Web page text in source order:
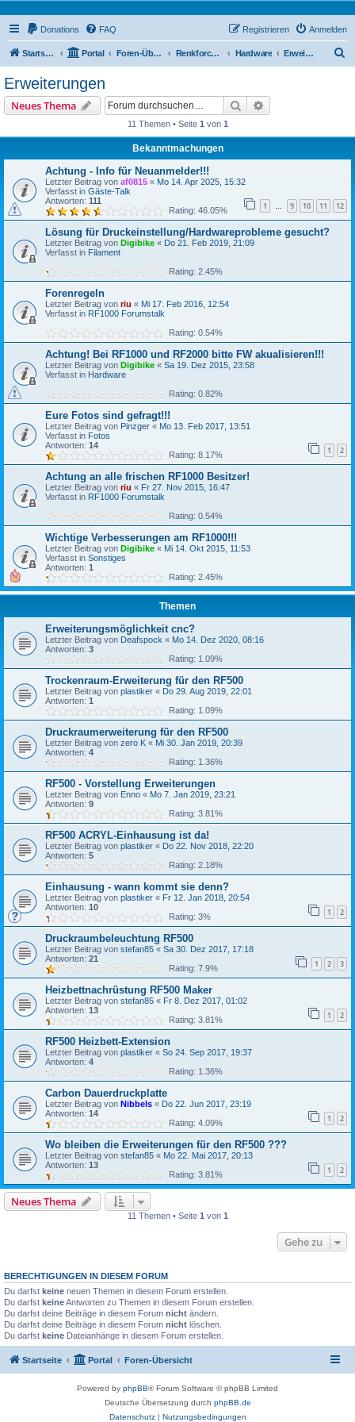
Donations FAQ Anmelden
Registrieren
Startseite Portal Foren-Übersicht Renkforce RF500 Forum Hardware Erweiterungen
Erweiterungen
Neues Thema Suche
11 Themen • Seite 1 von 1
Bekanntmachungen
Achtung - Info für Neuanmelder!!!
Letzter Beitrag von af0815 « Mo 14. Apr 2025, 15:32
Verfasst in Gäste-Talk
Antworten: 111 1 … 9 10 11 12
Rating: 46.05%
Lösung für Druckeinstellung/Hardwareprobleme gesucht?
Letzter Beitrag von Digibike « Do 21. Feb 2019, 21:09
Verfasst in Filament
Rating: 2.45%
Forenregeln
Letzter Beitrag von riu « Mi 17. Feb 2016, 12:54
Verfasst in RF1000 Forumstalk
Rating: 0.54%
Achtung! Bei RF1000 und RF2000 bitte FW akualisieren!!!
Letzter Beitrag von Digibike « Sa 19. Dez 2015, 23:58
Verfasst in Hardware
Rating: 0.82%
Eure Fotos sind gefragt!!!
Letzter Beitrag von Pinzger « Mo 13. Feb 2017, 13:51
Verfasst in Fotos
Antworten: 14 1 2
Rating: 8.17%
Achtung an alle frischen RF1000 Besitzer!
Letzter Beitrag von riu « Fr 27. Nov 2015, 16:47
Verfasst in RF1000 Forumstalk
Rating: 0.54%
Wichtige Verbesserungen am RF1000!!!
Letzter Beitrag von Digibike « Mi 14. Okt 2015, 11:53
Verfasst in Sonstiges
Antworten: 1
Rating: 2.45%
Themen
Erweiterungsmöglichkeit cnc?
Letzter Beitrag von Deafspock « Mo 14. Dez 2020, 08:16
Antworten: 3
Rating: 1.09%
Trockenraum-Erweiterung für den RF500
Letzter Beitrag von plastiker « Do 29. Aug 2019, 22:01
Antworten: 1
Rating: 1.09%
Druckraumerweiterung für den RF500
Letzter Beitrag von zero K « Mi 30. Jan 2019, 20:39
Antworten: 4
Rating: 1.36%
RF500 - Vorstellung Erweiterungen
Letzter Beitrag von Enno « Mo 7. Jan 2019, 23:21
Antworten: 9
Rating: 3.81%
RF500 ACRYL-Einhausung ist da!
Letzter Beitrag von plastiker « Do 22. Nov 2018, 22:20
Antworten: 5
Rating: 2.18%
Einhausung - wann kommt sie denn?
Letzter Beitrag von plastiker « Fr 12. Jan 2018, 20:54
Antworten: 10 1 2
Rating: 3%
Druckraumbeleuchtung RF500
Letzter Beitrag von stefan85 « Sa 30. Dez 2017, 17:18
Antworten: 21 1 2 3
Rating: 7.9%
Heizbettnachrüstung RF500 Maker
Letzter Beitrag von stefan85 « Fr 8. Dez 2017, 01:02
Antworten: 13 1 2
Rating: 3.81%
RF500 Heizbett-Extension
Letzter Beitrag von plastiker « So 24. Sep 2017, 19:37
Antworten: 4
Rating: 1.36%
Carbon Dauerdruckplatte
Letzter Beitrag von Nibbels « Do 22. Jun 2017, 23:19
Antworten: 14 1 2
Rating: 4.09%
Wo bleiben die Erweiterungen für den RF500 ???
Letzter Beitrag von stefan85 « Mo 22. Mai 2017, 20:13
Antworten: 13 1 2
Rating: 3.81%
Neues Thema
11 Themen • Seite 1 von 1
Gehe zu
BERECHTIGUNGEN IN DIESEM FORUM
Du darfst keine neuen Themen in diesem Forum erstellen.
Du darfst keineAntworten zu Themen in diesem Forum erstellen.
Du darfst deine Beiträge in diesem Forum nicht ändern.
Du darfst deine Beiträge in diesem Forum nicht löschen.
Du darfst keine Dateianhänge in diesem Forum erstellen.
Startseite Portal Foren-Übersicht
Powered by phpBB® Forum Software © phpBB Limited
Deutsche Übersetzung durch phpBB.de
Datenschutz| Nutzungsbedingungen